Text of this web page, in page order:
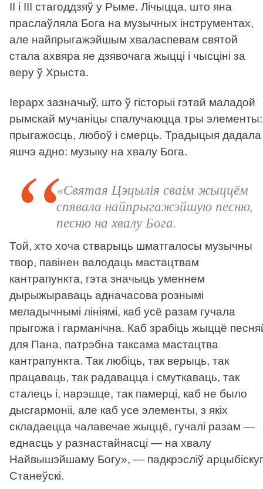
ІІ і ІІІ стагоддзяў у Рыме. Лічыцца, што яна
праслаўляла Бога на музычных інструментах,
але найпрыгажэйшым хваласпевам святой
стала ахвяра яе дзявочага жыцці і чысціні за
веру ў Хрыста.
Іерарх зазначыў, што ў гісторыі гэтай маладой
рымскай мучаніцы спалучаюцца тры элементы:
прыгажосць, любоў і смерць. Традыцыя дадала
яшчэ адно: музыку на хвалу Бога.
«Святая Цэцылія сваім жыццём
спявала найпрыгажэйшую песню,
песню на хвалу Бога.
Той, хто хоча стварыць шматгалосы музычны
твор, павінен валодаць мастацтвам
кантрапункта, гэта значыць уменнем
дырыжыраваць адначасова рознымі
меладычнымі лініямі, каб усё разам гучала
прыгожа і гарманічна. Каб зрабіць жыццё
для Пана, патрэбна таксама мастацтва
кантрапункта. Так любіць, так верыць, так
працаваць, так радавацца і смуткаваць, так
сталець і, нарэшце, так памерці, каб не было
дысгармоніі, але каб усе элементы, з якіх
складаецца чалавечае жыццё, гучалі разам —
еднасць у разнастайнасці — на хвалу
Найвышэйшаму Богу», — падкрэсліў
Станеўскі.